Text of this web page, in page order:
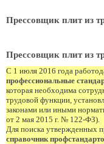
Прессовщик плит из
Прессовщик плит из
С 1 июля 2016 года
профессиональные
которая необходима
трудовой функции,
законами или иными
от 2 мая 2015 г. № 122-ФЗ).
Для поиска утвержденных
справочник